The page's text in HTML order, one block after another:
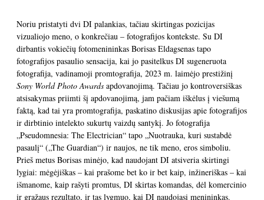
Noriu pristatyti dvi DI palankias, tačiau skirtingas pozicijas
vizualiojo meno, o konkrečiau – fotografijos kontekste. Su DI
dirbantis vokiečių fotomenininkas Borisas Eldagsenas tapo
fotografijos pasaulio sensacija, kai jo pasitelkus DI sugeneruota
fotografija, vadinamoji promtografija, 2023 m. laimėjo prestižinį
Sony World Photo Awards apdovanojimą. Tačiau jo kontroversiškas
atsisakymas priimti šį apdovanojimą, jam pačiam iškėlus į viešumą
faktą, kad tai yra promtografija, paskatino diskusijas apie fotografijos
ir dirbtinio intelekto sukurtų vaizdų santykį. Jo fotografija
„Pseudomnesia: The Electrician“ tapo „Nuotrauka, kuri sustabdė
pasaulį“ („The Guardian“) ir naujos, ne tik meno, eros simboliu.
Prieš metus Borisas minėjo, kad naudojant DI atsiveria skirtingi
lygiai: mėgėjiškas – kai prašome bet ko ir bet kaip, inžineriškas – kai
išmanome, kaip rašyti promtus, DI skirtas komandas, dėl komercinio
ir gražaus rezultato, ir tas lygmuo, kai DI naudojasi menininkas.